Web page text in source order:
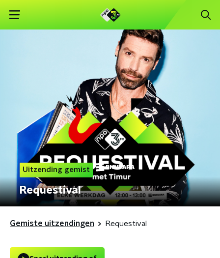
Uitzending gemist
Requestival
Gemiste uitzendingen Requestival